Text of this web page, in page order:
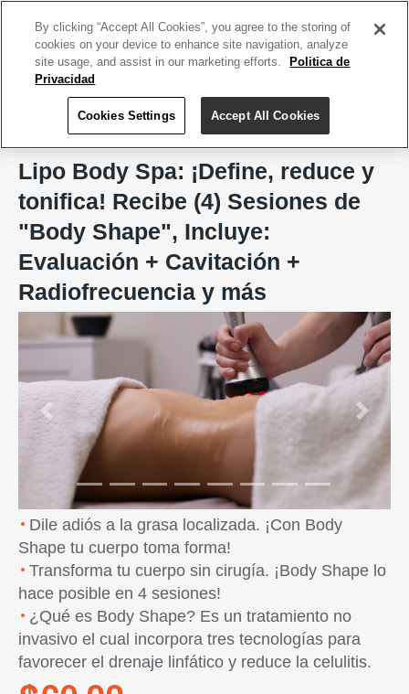
Lipo Body Spa, San Juan
Lipo Body Spa: ¡Define, reduce y
tonifica! Recibe (4) Sesiones de
"Body Shape", Incluye:
Evaluación + Cavitación +
Radiofrecuencia y más
Previous Next
Dile adiós a la grasa localizada. ¡Con Body
Shape tu cuerpo toma forma!
Transforma tu cuerpo sin cirugía. ¡Body Shape lo
hace posible en 4 sesiones!
¿Qué es Body Shape? Es un tratamiento no
invasivo el cual incorpora tres tecnologías para
favorecer el drenaje linfático y reduce la celulitis.
By clicking “Accept All Cookies”, you agree to the storing of
cookies on your device to enhance site navigation, analyze
site usage, and assist in our marketing efforts.
Politica de
Privacidad
Cookies Settings Accept All Cookies